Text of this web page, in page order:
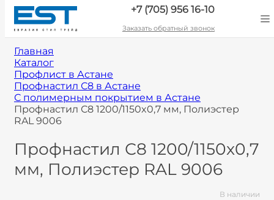
+7 (705) 956 16-10
Заказать обратный звонок
Главная
Каталог
Профлист в Астане
Профнастил С8 в Астане
С полимерным покрытием в Астане
Профнастил С8 1200/1150x0,7 мм, Полиэстер
RAL 9006
Профнастил С8 1200/1150x0,7
мм, Полиэстер RAL 9006
В наличии